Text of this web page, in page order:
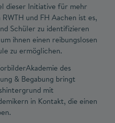
dieser Initiative für mehr
und FH Aachen ist es,
Schüler zu identifizieren
ihnen einen reibungslosen
zu ermöglichen.
des
& Begabung bringt
mit
in Kontakt, die einen